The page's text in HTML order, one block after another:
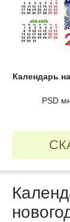
Календарь
PSD